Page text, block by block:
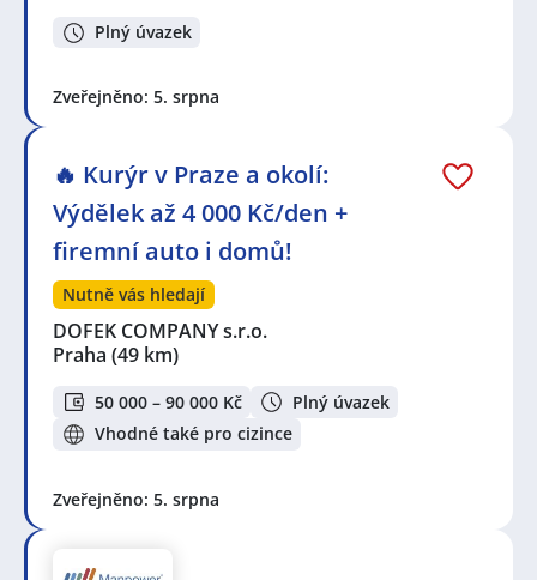
Plný úvazek
Zveřejněno: 5. srpna
🔥 Kurýr v Praze a okolí:
Výdělek až 4 000 Kč/den +
firemní auto i domů!
Nutně vás hledají
DOFEK COMPANY s.r.o.
Praha (49 km)
50 000 – 90 000 Kč
Plný úvazek
Vhodné také pro cizince
Zveřejněno: 5. srpna